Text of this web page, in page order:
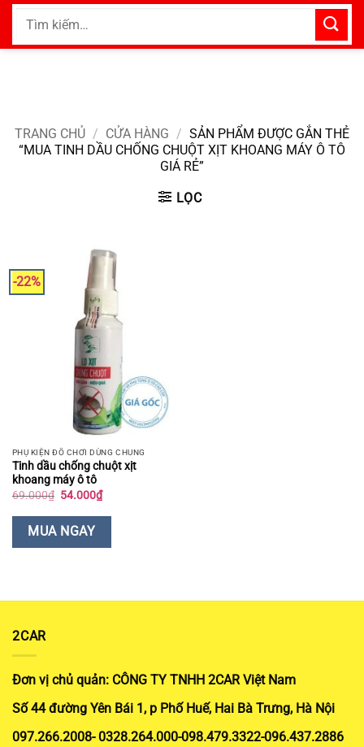
Bỏ
nội
Tìm
TRANG CHỦ / CỬA HÀNG / SẢN PHẨM ĐƯỢC GẮN THẺ
“MUA TINH DẦU CHỐNG CHUỘT XỊT KHOANG MÁY Ô TÔ
GIÁ RẺ”
LỌC
-22%
PHỤ KIỆN ĐỒ CHƠI DÙNG CHUNG
Tinh dầu chống chuột xịt
khoang máy ô tô
69.000₫ Giá
là:
69.000₫.
54.000₫Giá
hiện
tại
MUA NGAY
2CAR
Đơn vị chủ quản: CÔNG TY TNHH 2CAR Việt Nam
Số 44 đường Yên Bái 1, p Phố Huế, Hai Bà Trưng, Hà Nội
097.266.2008- 0328.264.000-098.479.3322-096.437.2886